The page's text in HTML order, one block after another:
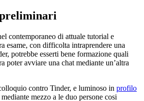
contemporaneo di attuale tutorial e
esame, con difficolta intraprendere una
potrebbe esserti bene formazione quali
poter avviare una chat mediante un’altra
contro Tinder, e luminoso in profilo
mezzo a le duo persone cosi